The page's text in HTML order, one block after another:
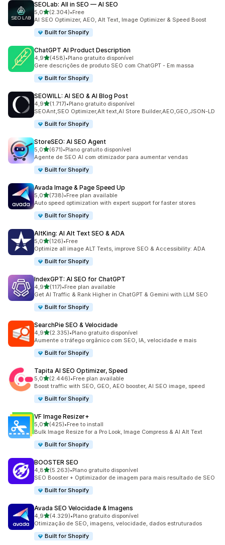
SEOLab: All in SEO — AI SEO
5,0de 5 estrelas
(2.304)
2304 total de avaliações
•Free
AI SEO Optimizer, AEO, Alt Text, Image Optimizer & Speed Boost
Built for Shopify
ChatGPT AI Product Description
4,9de 5 estrelas
(458)
458 total de avaliações
•Plano gratuito disponível
Gere descrições de produto SEO com ChatGPT - Em massa
Built for Shopify
SEOWILL: AI SEO & AI Blog Post
4,9de 5 estrelas
(1.717)
1717 total de avaliações
•Plano gratuito disponível
SEOAnt,SEO Optimizer,Alt text,AI Store Builder,AEO,GEO,JSON-LD
Built for Shopify
StoreSEO: AI SEO Agent
5,0de 5 estrelas
(671)
671 total de avaliações
•Plano gratuito disponível
Agente de SEO AI com otimizador para aumentar vendas
Built for Shopify
Avada Image & Page Speed Up
5,0de 5 estrelas
(738)
738 total de avaliações
•Free plan available
Auto speed optimization with expert support for faster stores
Built for Shopify
AltKing: AI Alt Text SEO & ADA
5,0de 5 estrelas
(126)
126 total de avaliações
•Free
Optimize all image ALT Texts, improve SEO & Accessibility: ADA
Built for Shopify
IndexGPT: AI SEO for ChatGPT
4,9de 5 estrelas
(117)
117 total de avaliações
•Free plan available
Get AI Traffic & Rank Higher in ChatGPT & Gemini with LLM SEO
Built for Shopify
SearchPie SEO & Velocidade
4,9de 5 estrelas
(2.335)
2335 total de avaliações
•Plano gratuito disponível
Aumente o tráfego orgânico com SEO, IA, velocidade e mais
Built for Shopify
Tapita AI SEO Optimizer, Speed
5,0de 5 estrelas
(2.446)
2446 total de avaliações
•Free plan available
Boost traffic with SEO, GEO, AEO booster, AI SEO image, speed
Built for Shopify
VF Image Resizer+
5,0de 5 estrelas
(425)
425 total de avaliações
•Free to install
Bulk Image Resize for a Pro Look, Image Compress & AI Alt Text
Built for Shopify
BOOSTER SEO
4,8de 5 estrelas
(5.263)
5263 total de avaliações
•Plano gratuito disponível
SEO Booster + Optimizador de imagem para mais resultado de SEO
Built for Shopify
Avada SEO Velocidade & Imagens
4,9de 5 estrelas
(4.329)
4329 total de avaliações
•Plano gratuito disponível
Otimização de SEO, imagens, velocidade, dados estruturados
Built for Shopify